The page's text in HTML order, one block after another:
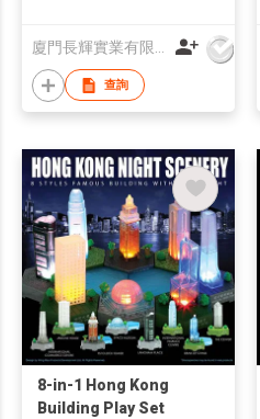
查詢
8-in-1 Hong Kong
Building Play Set